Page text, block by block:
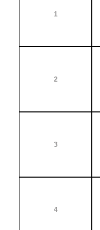
1
2
3
4